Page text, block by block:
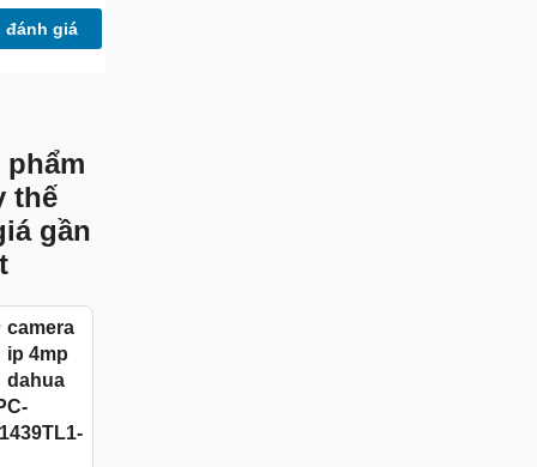
đánh giá
phẩm
thế
gần
camera
ip 4mp
dahua